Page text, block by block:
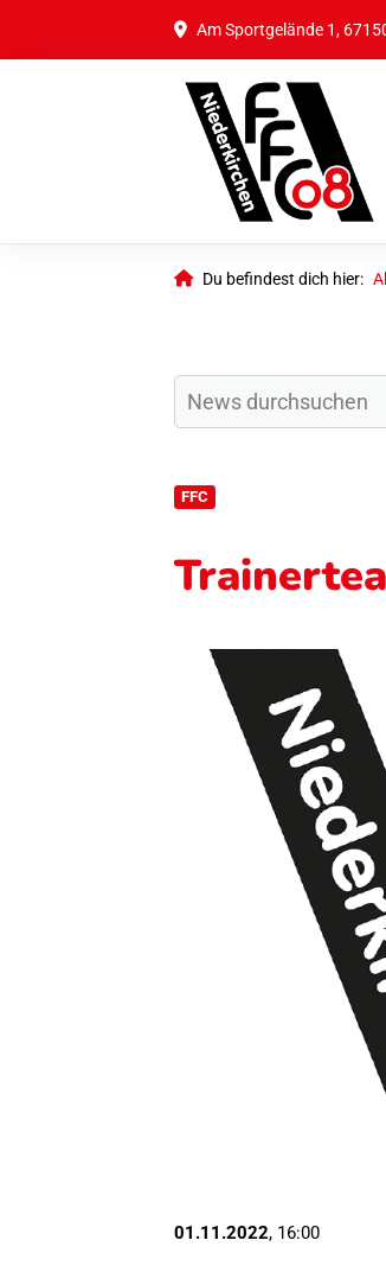
Am Sportgelände 1,
Du befindest dich hier:
FFC
01.11.2022, 16:00